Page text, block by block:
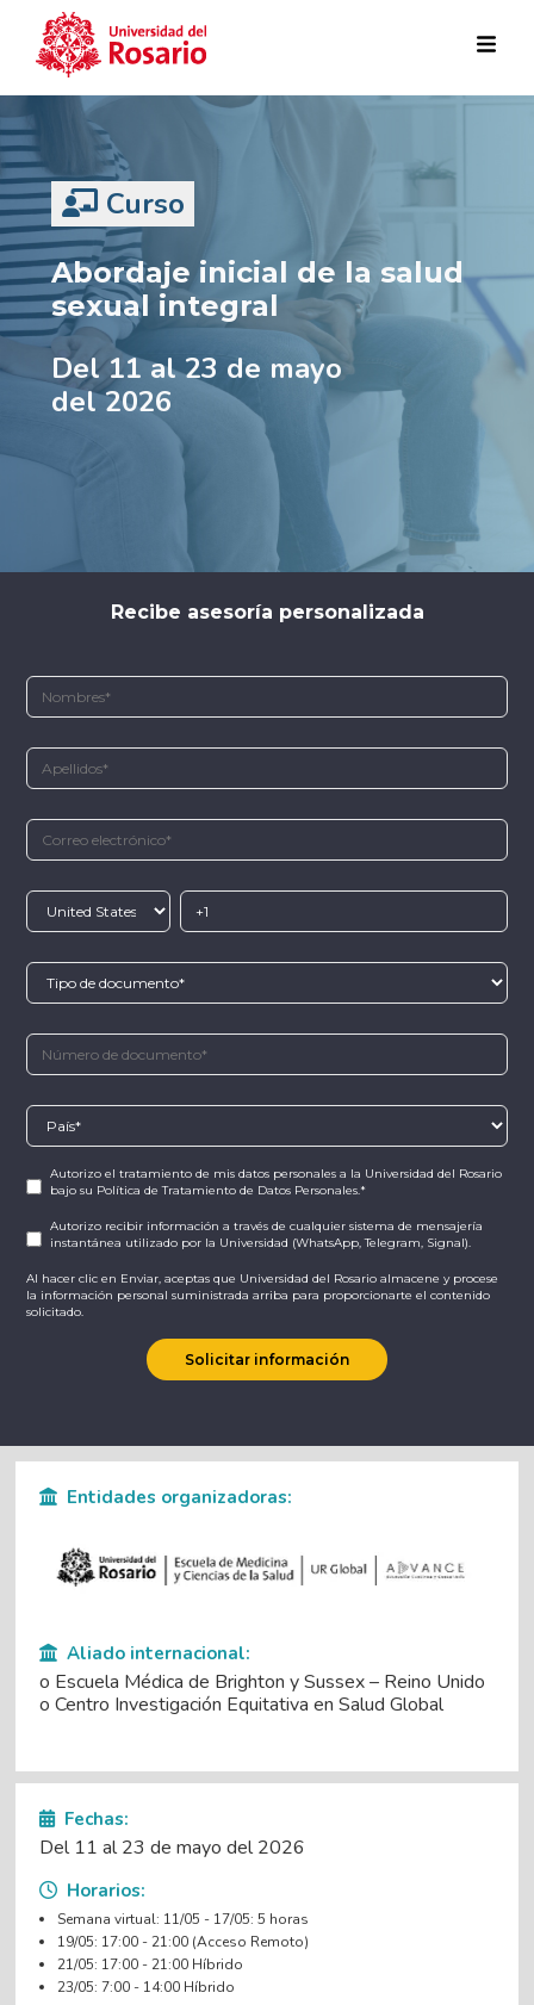
Pasar al contenido principal
Curso
Abordaje inicial de la salud
sexual integral
Del 11 al 23 de mayo
del 2026
Entidades organizadoras:
Aliado internacional:
o Escuela Médica de Brighton y Sussex – Reino Unido
o Centro Investigación Equitativa en Salud Global
Fechas:
Del 11 al 23 de mayo del 2026
Horarios:
Semana virtual: 11/05 - 17/05: 5 horas
19/05: 17:00 - 21:00 (Acceso Remoto)
21/05: 17:00 - 21:00 Híbrido
23/05: 7:00 - 14:00 Híbrido
Recibe asesoría personalizada
Autorizo el tratamiento de mis datos personales a la Universidad del Rosario
bajo su Política de Tratamiento de Datos Personales.*
Autorizo recibir información a través de cualquier sistema de mensajería
instantánea utilizado por la Universidad (WhatsApp, Telegram, Signal).
Al hacer clic en Enviar, aceptas que Universidad del Rosario almacene y procese
la información personal suministrada arriba para proporcionarte el contenido
solicitado.